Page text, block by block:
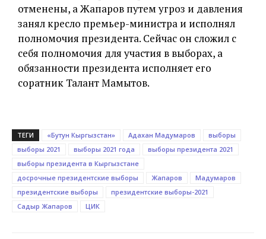
отменены, а Жапаров путем угроз и давления
занял кресло премьер-министра и исполнял
полномочия президента. Сейчас он сложил с
себя полномочия для участия в выборах, а
обязанности президента исполняет его
соратник Талант Мамытов.
ТЕГИ «Бутун Кыргызстан» Адахан Мадумаров
выборы
выборы 2021
выборы 2021 года
выборы президента 2021
выборы президента в Кыргызстане
досрочные президентские выборы
Жапаров
Мадумаров
президентские выборы
президентские выборы-2021
Садыр Жапаров
ЦИК